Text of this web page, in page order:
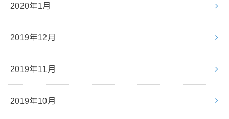
2020年1月
2019年12月
2019年11月
2019年10月